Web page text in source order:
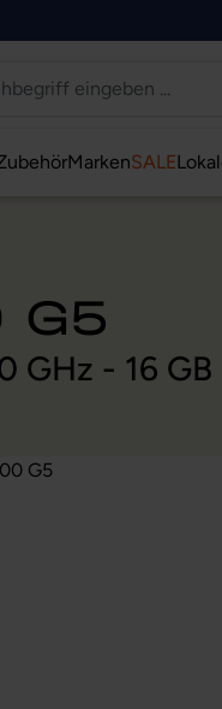
MarkenSALE
G5
- 16